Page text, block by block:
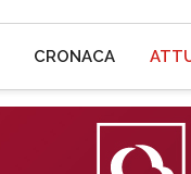
CRONACA